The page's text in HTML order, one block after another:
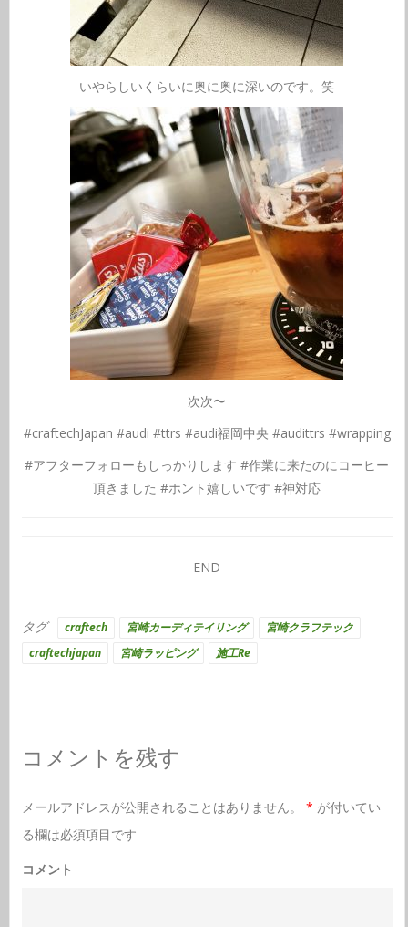
いやらしいくらいに奥に奥に深いのです。笑
次次〜
#craftechJapan #audi #ttrs #audi福岡中央 #audittrs #wrapping
#アフターフォローもしっかりします #作業に来たのにコーヒー
頂きました #ホント嬉しいです #神対応
END
タグ craftech 宮崎カーディテイリング
宮崎クラフテック
craftechjapan
宮崎ラッピング 施工Re
コメントを残す
メールアドレスが公開されることはありません。 * が付いてい
る欄は必須項目です
コメント